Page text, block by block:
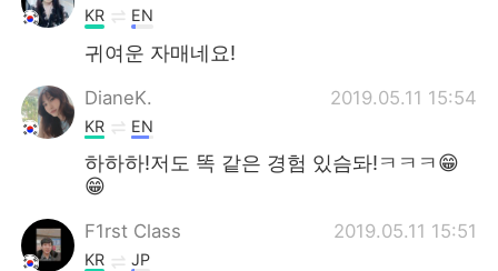
KR EN
귀여운 자매네요!
DianeK. 2019.05.11 15:54
KR EN
하하하!저도 똑 같은 경험 있슴돠!ㅋㅋㅋ😁
😁
F1rst Class 2019.05.11 15:51
KR JP